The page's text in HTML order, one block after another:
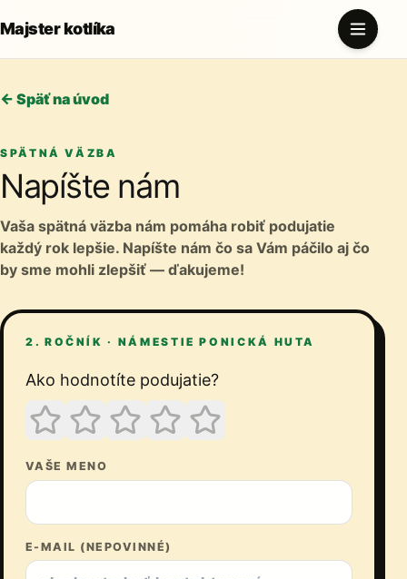
Majster kotlíka
← Späť na úvod
SPÄTNÁ VÄZBA
Napíšte nám
Vaša spätná väzba nám pomáha robiť podujatie
každý rok lepšie. Napíšte nám čo sa Vám páčilo aj čo
by sme mohli zlepšiť — ďakujeme!
2. ROČNÍK · NÁMESTIE PONICKÁ HUTA
Ako hodnotíte podujatie?
VAŠE MENO
E-MAIL (NEPOVINNÉ)